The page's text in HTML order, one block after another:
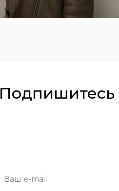
Подпишитесь
Ваш e-mail